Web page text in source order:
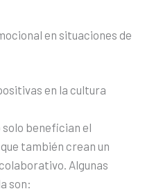
en situaciones de
en la cultura
benefician el
también crean un
Algunas
son: